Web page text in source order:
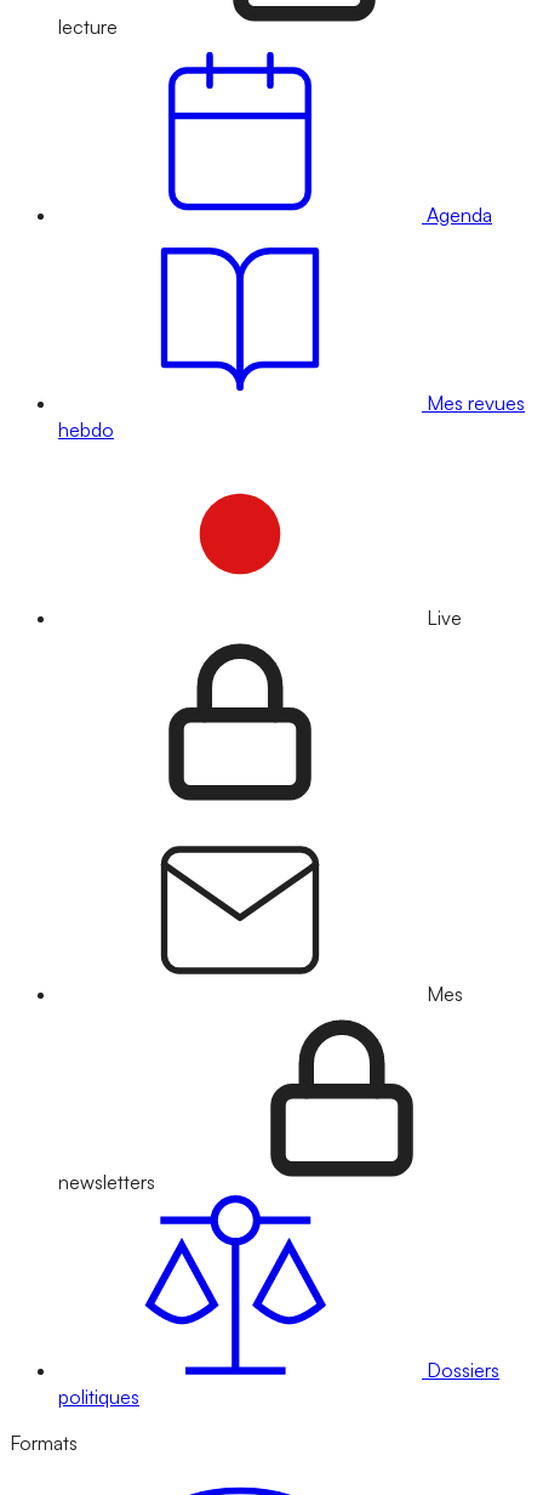
lecture
Agenda
Mes revues
hebdo
Live
Mes
newsletters
Dossiers
politiques
Formats